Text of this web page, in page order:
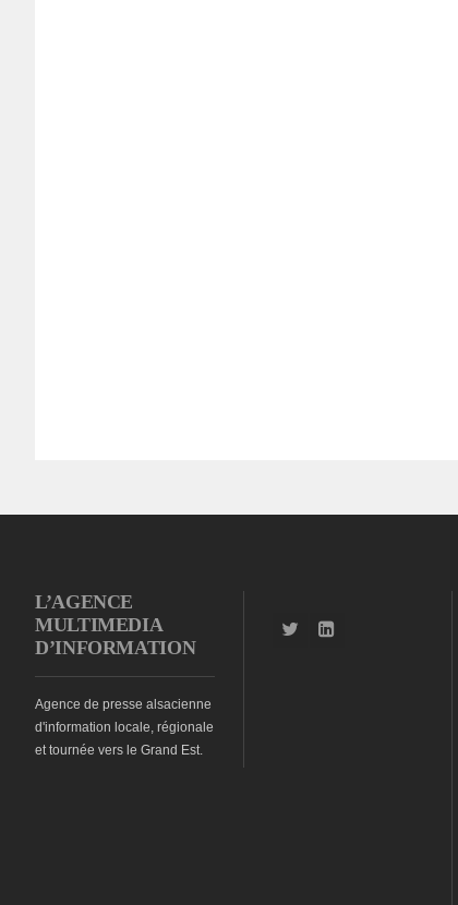
L’AGENCE
MULTIMEDIA
D’INFORMATION
Agence de presse alsacienne
d'information locale, régionale
et tournée vers le Grand Est.